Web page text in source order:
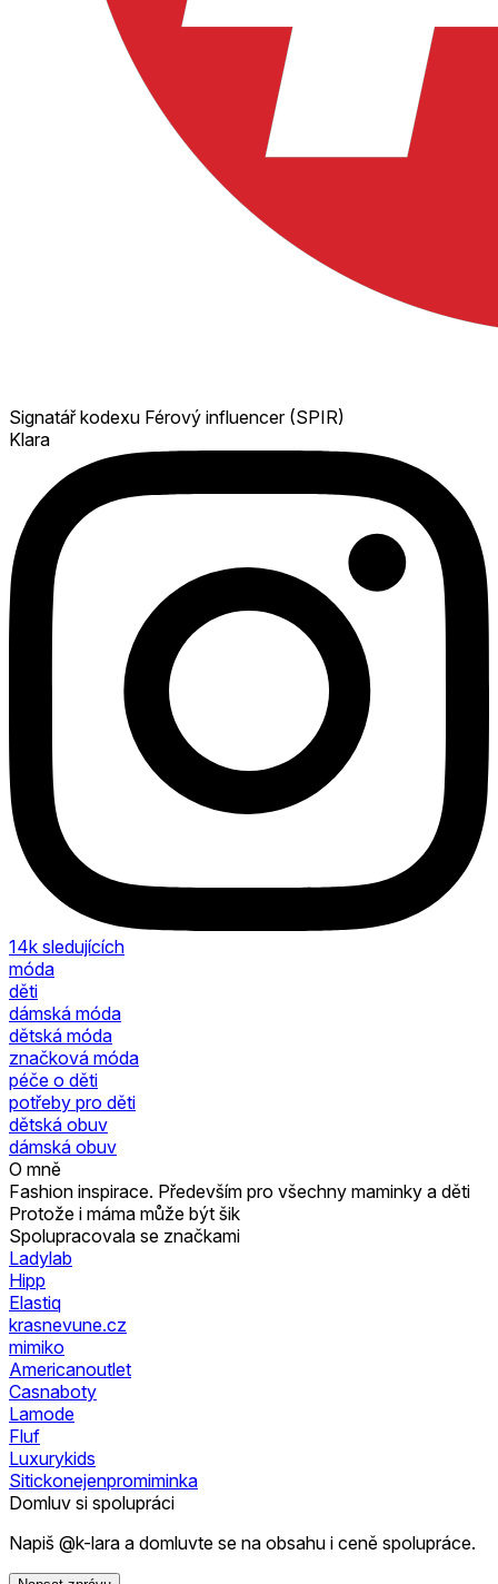
Signatář kodexu Férový influencer (SPIR)
Klara
14k sledujících
móda
děti
dámská móda
dětská móda
značková móda
péče o děti
potřeby pro děti
dětská obuv
dámská obuv
O mně
Fashion inspirace. Především pro všechny maminky a děti
Protože i máma může být šik
Spolupracovala se značkami
Ladylab
Hipp
Elastiq
krasnevune.cz
mimiko
Americanoutlet
Casnaboty
Lamode
Fluf
Luxurykids
Sitickonejenpromiminka
Domluv si spolupráci
Napiš @k-lara a domluvte se na obsahu i ceně spolupráce.